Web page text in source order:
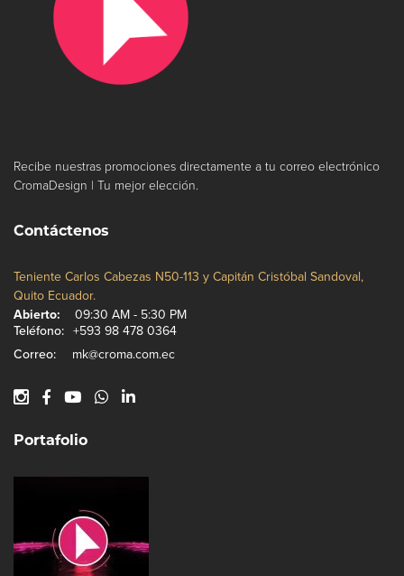
Recibe nuestras promociones directamente a tu correo electrónico
CromaDesign | Tu mejor elección.
Contáctenos
Teniente Carlos Cabezas N50-113 y Capitán Cristóbal Sandoval,
Quito Ecuador.
Abierto:
09:30 AM - 5:30 PM
Teléfono: +593 98 478 0364
Correo:
mk@croma.com.ec
Portafolio